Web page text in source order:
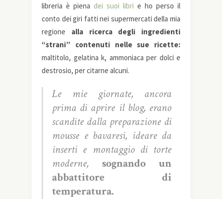
libreria è piena dei suoi libri e ho perso il
conto dei giri fatti nei supermercati della mia
regione alla ricerca degli ingredienti
“strani” contenuti nelle sue ricette:
maltitolo, gelatina k, ammoniaca per dolci e
destrosio, per citarne alcuni.
Le mie giornate, ancora
prima di aprire il blog, erano
scandite dalla preparazione di
mousse e bavaresi, ideare da
inserti e montaggio di torte
moderne, sognando un
abbattitore di
temperatura.